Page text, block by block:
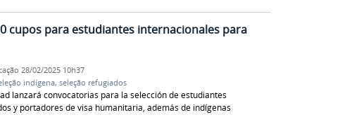
cupos para estudiantes internacionales para
28/02/2025 10h37
indígena, seleção refugiados
lanzará convocatorias para la selección de estudiantes
y portadores de visa humanitaria, además de indígenas